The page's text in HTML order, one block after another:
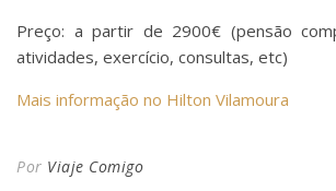
Preço: a partir de 2900€ (pensão
atividades, exercício, consultas, etc)
Mais informação no Hilton Vilamoura
Por Viaje Comigo